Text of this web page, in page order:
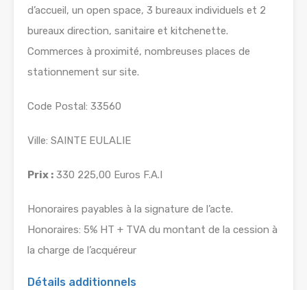
d’accueil, un open space, 3 bureaux individuels et 2
bureaux direction, sanitaire et kitchenette.
Commerces à proximité, nombreuses places de
stationnement sur site.
Code Postal: 33560
Ville: SAINTE EULALIE
Prix : 330 225,00 Euros F.A.I
Honoraires payables à la signature de l’acte.
Honoraires: 5% HT + TVA du montant de la cession à
la charge de l’acquéreur
Détails additionnels